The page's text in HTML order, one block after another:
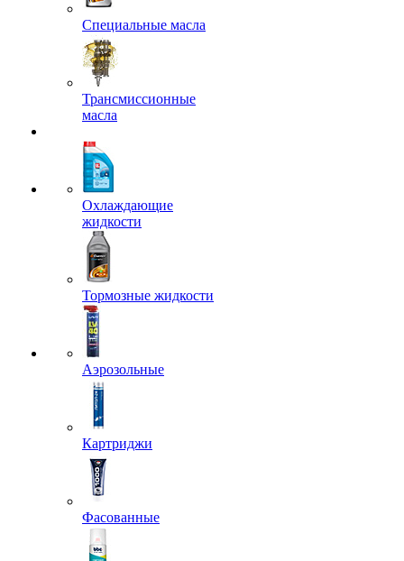
Специальные масла
Трансмиссионные
масла
Охлаждающие
жидкости
Тормозные жидкости
Аэрозольные
Картриджи
Фасованные